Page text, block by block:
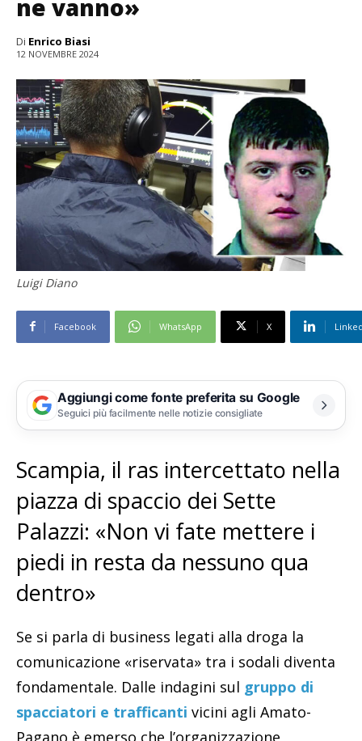
ne vanno»
Di Enrico Biasi
12 NOVEMBRE 2024
Luigi Diano
Facebook WhatsApp X
Aggiungi come fonte preferita su Google
Seguici più facilmente nelle notizie consigliate
Scampia, il ras intercettato nella
piazza di spaccio dei Sette
Palazzi: «Non vi fate mettere i
piedi in resta da nessuno qua
dentro»
Se si parla di business legati alla droga la
comunicazione «riservata» tra i sodali diventa
fondamentale. Dalle indagini sul gruppo di
spacciatori e trafficanti vicini agli Amato-
Pagano è emerso che l’organizzazione